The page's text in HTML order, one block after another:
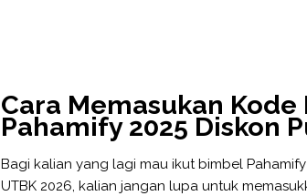
Cara Memasukan
Pahamify 2025 Diskon
Bagi kalian yang lagi mau ikut bimbel
UTBK 2026, kalian jangan lupa untuk